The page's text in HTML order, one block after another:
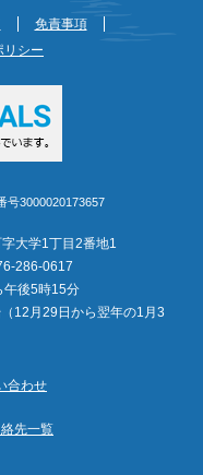
免責事項
リシー
号3000020173657
大学1丁目2番地1
286-0617
午後5時15分
12月29日から翌年の1月3
合わせ
先一覧